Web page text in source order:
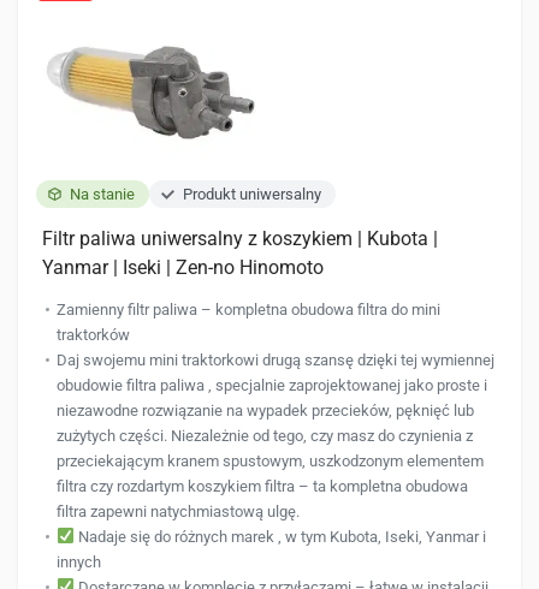
produktu
Na stanie Produkt uniwersalny
Filtr paliwa uniwersalny z koszykiem | Kubota |
Yanmar | Iseki | Zen-no Hinomoto
Zamienny filtr paliwa – kompletna obudowa filtra do mini
traktorków
Daj swojemu mini traktorkowi drugą szansę dzięki tej wymiennej
obudowie filtra paliwa , specjalnie zaprojektowanej jako proste i
niezawodne rozwiązanie na wypadek przecieków, pęknięć lub
zużytych części. Niezależnie od tego, czy masz do czynienia z
przeciekającym kranem spustowym, uszkodzonym elementem
filtra czy rozdartym koszykiem filtra – ta kompletna obudowa
filtra zapewni natychmiastową ulgę.
Nadaje się do różnych marek , w tym Kubota, Iseki, Yanmar i
innych